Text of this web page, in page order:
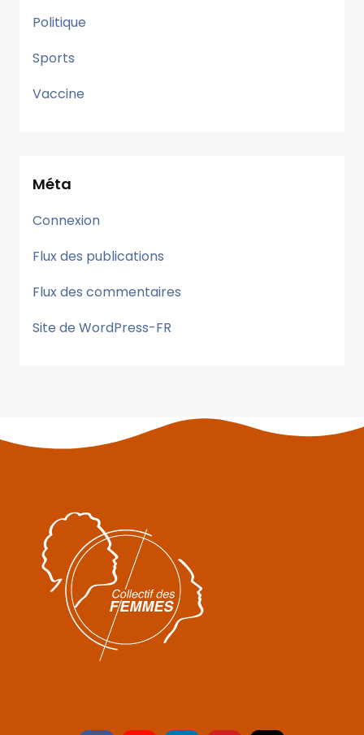
Politique
Sports
Vaccine
Méta
Connexion
Flux des publications
Flux des commentaires
Site de WordPress-FR